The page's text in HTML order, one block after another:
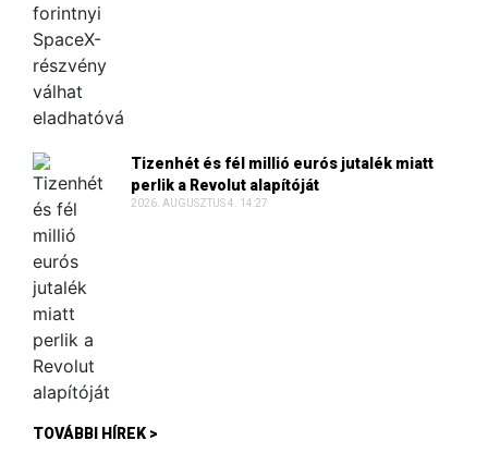
Tizenhét és fél millió eurós jutalék miatt
perlik a Revolut alapítóját
2026. AUGUSZTUS 4. 14:27
TOVÁBBI HÍREK >